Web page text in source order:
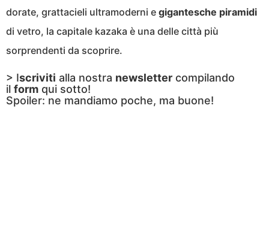
dorate, grattacieli ultramoderni e gigantesche piramidi
di vetro, la capitale kazaka è una delle città più
sorprendenti da scoprire.
> Iscriviti alla nostra newsletter compilando
il form qui sotto!
Spoiler: ne mandiamo poche, ma buone!